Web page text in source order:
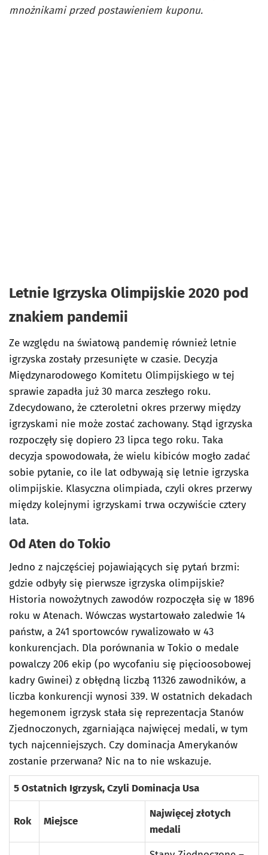
mnożnikami przed postawieniem kuponu.
Letnie Igrzyska Olimpijskie 2020 pod
znakiem pandemii
Ze względu na światową pandemię również letnie
igrzyska zostały przesunięte w czasie. Decyzja
Międzynarodowego Komitetu Olimpijskiego w tej
sprawie zapadła już 30 marca zeszłego roku.
Zdecydowano, że czteroletni okres przerwy między
igrzyskami nie może zostać zachowany. Stąd igrzyska
rozpoczęły się dopiero 23 lipca tego roku. Taka
decyzja spowodowała, że wielu kibiców mogło zadać
sobie pytanie, co ile lat odbywają się letnie igrzyska
olimpijskie. Klasyczna olimpiada, czyli okres przerwy
między kolejnymi igrzyskami trwa oczywiście cztery
lata.
Od Aten do Tokio
Jedno z najczęściej pojawiających się pytań brzmi:
gdzie odbyły się pierwsze igrzyska olimpijskie?
Historia nowożytnych zawodów rozpoczęła się w 1896
roku w Atenach. Wówczas wystartowało zaledwie 14
państw, a 241 sportowców rywalizowało w 43
konkurencjach. Dla porównania w Tokio o medale
powalczy 206 ekip (po wycofaniu się pięcioosobowej
kadry Gwinei) z obłędną liczbą 11326 zawodników, a
liczba konkurencji wynosi 339. W ostatnich dekadach
hegemonem igrzysk stała się reprezentacja Stanów
Zjednoczonych, zgarniająca najwięcej medali, w tym
tych najcenniejszych. Czy dominacja Amerykanów
zostanie przerwana? Nic na to nie wskazuje.
5 Ostatnich Igrzysk, Czyli Dominacja Usa
Rok Miejsce
Najwięcej złotych
medali